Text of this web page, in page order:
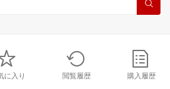
に入り 閲覧履歴 購入履歴